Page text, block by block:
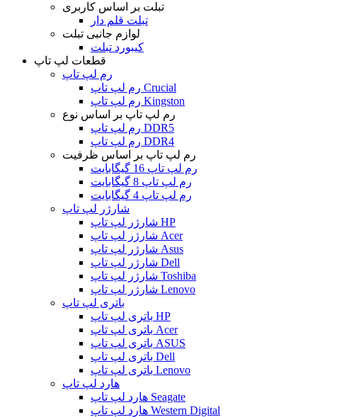
تبلت بر اساس کاربری
تبلت قلم دار
لوازم جانبی تبلت
کیبورد تبلت
قطعات لپ تاپ
رم لپ تاپ
رم لپ تاپ Crucial
رم لپ تاپ Kingston
رم لپ تاپ بر اساس نوع
رم لپ تاپ DDR5
رم لپ تاپ DDR4
رم لپ تاپ بر اساس ظرفیت
رم لپ تاپ 16 گیگابایت
رم لپ تاپ 8 گیگابایت
رم لپ تاپ 4 گیگابایت
شارژر لپ تاپ
شارژر لپ تاپ HP
شارژر لپ تاپ Acer
شارژر لپ تاپ Asus
شارژر لپ تاپ Dell
شارژر لپ تاپ Toshiba
شارژر لپ تاپ Lenovo
باتری لپ تاپ
باتری لپ تاپ HP
باتری لپ تاپ Acer
باتری لپ تاپ ASUS
باتری لپ تاپ Dell
باتری لپ تاپ Lenovo
هارد لپ تاپ
هارد لپ تاپ Seagate
هارد لپ تاپ Western Digital